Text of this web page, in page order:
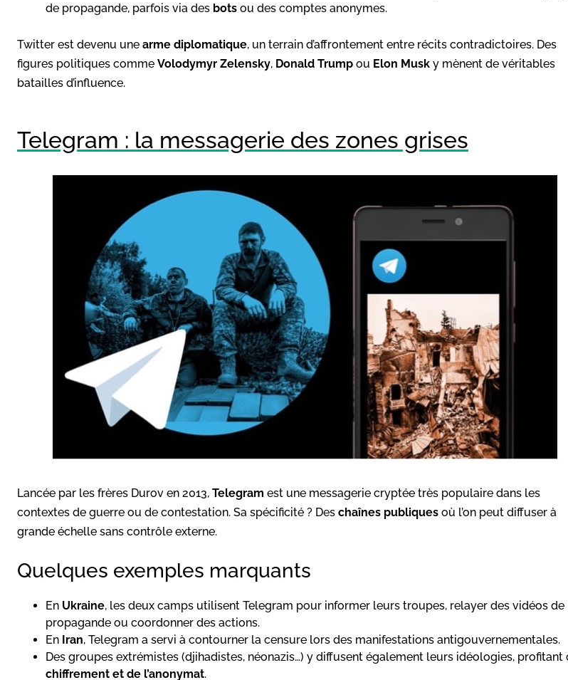
de propagande, parfois via des bots ou des comptes anonymes.
Twitter est devenu une arme diplomatique, un terrain d’affrontement entre récits contradictoires. Des
figures politiques comme Volodymyr Zelensky, Donald Trump ou Elon Musk y mènent de véritables
batailles d’influence.
Telegram : la messagerie des zones grises
Lancée par les frères Durov en 2013, Telegram est une messagerie cryptée très populaire dans les
contextes de guerre ou de contestation. Sa spécificité ? Des chaînes publiques où l’on peut diffuser à
grande échelle sans contrôle externe.
Quelques exemples marquants
En Ukraine, les deux camps utilisent Telegram pour informer leurs troupes, relayer des vidéos de
propagande ou coordonner des actions.
En Iran, Telegram a servi à contourner la censure lors des manifestations antigouvernementales.
Des groupes extrémistes (djihadistes, néonazis…) y diffusent également leurs idéologies, profitant
chiffrement et de l’anonymat.